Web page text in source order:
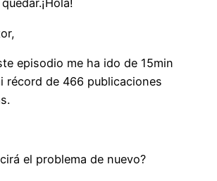
episodio me ha ido de 15min
récord de 466 publicaciones
el problema de nuevo?